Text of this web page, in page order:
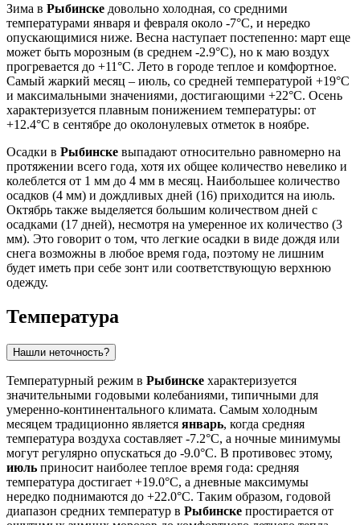
Зима в Рыбинске довольно холодная, со средними
температурами января и февраля около -7°C, и нередко
опускающимися ниже. Весна наступает постепенно: март еще
может быть морозным (в среднем -2.9°C), но к маю воздух
прогревается до +11°C. Лето в городе теплое и комфортное.
Самый жаркий месяц – июль, со средней температурой +19°C
и максимальными значениями, достигающими +22°C. Осень
характеризуется плавным понижением температуры: от
+12.4°C в сентябре до околонулевых отметок в ноябре.
Осадки в Рыбинске выпадают относительно равномерно на
протяжении всего года, хотя их общее количество невелико и
колеблется от 1 мм до 4 мм в месяц. Наибольшее количество
осадков (4 мм) и дождливых дней (16) приходится на июль.
Октябрь также выделяется большим количеством дней с
осадками (17 дней), несмотря на умеренное их количество (3
мм). Это говорит о том, что легкие осадки в виде дождя или
снега возможны в любое время года, поэтому не лишним
будет иметь при себе зонт или соответствующую верхнюю
одежду.
Температура
Нашли неточность?
Температурный режим в Рыбинске характеризуется
значительными годовыми колебаниями, типичными для
умеренно-континентального климата. Самым холодным
месяцем традиционно является январь, когда средняя
температура воздуха составляет -7.2°C, а ночные минимумы
могут регулярно опускаться до -9.0°C. В противовес этому,
июль приносит наиболее теплое время года: средняя
температура достигает +19.0°C, а дневные максимумы
нередко поднимаются до +22.0°C. Таким образом, годовой
диапазон средних температур в Рыбинске простирается от